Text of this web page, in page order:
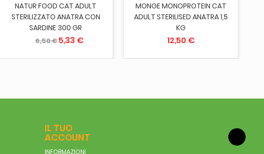
NATUR FOOD CAT ADULT
STERILIZZATO ANATRA CON
SARDINE 300 GR
6,50 € 5,33 €
MONGE MONOPROTEIN CAT
ADULT STERILISED ANATRA 1,5
KG
12,50 €
IL TUO
ACCOUNT
INFORMAZIONI